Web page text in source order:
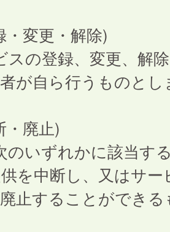
変更・解除)
の登録、変更、解
が自ら行うものとし
・廃止)
いずれかに該当する
を中断し、又はサー
止することができる